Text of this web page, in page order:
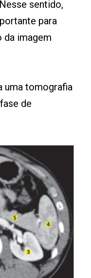
sentido,
para
da imagem
uma tomografia
de